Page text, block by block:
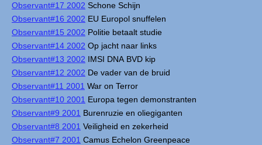
Observant#17 2002 Schone Schijn
Observant#16 2002 EU Europol snuffelen
Observant#15 2002 Politie betaalt studie
Observant#14 2002 Op jacht naar links
Observant#13 2002 IMSI DNA BVD kip
Observant#12 2002 De vader van de bruid
Observant#11 2001 War on Terror
Observant#10 2001 Europa tegen demonstranten
Observant#9 2001 Burenruzie en oliegiganten
Observant#8 2001 Veiligheid en zekerheid
Observant#7 2001 Camus Echelon Greenpeace